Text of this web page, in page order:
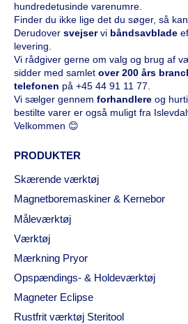
hundredetusinde varenumre.
Finder du ikke lige det du søger, så
Derudover svejservi båndsavblade
levering.
Vi rådgiver gerne om valg og brug af
sidder med samlet over 200 års
telefonen på +45 44 91 11 77
Vi sælger gennem forhandlere og
bestilte varer er også muligt fra
Velkommen 😊
PRODUKTER
Skærende værktøj
Magnetboremaskiner & Kernebor
Måleværktøj
Værktøj
Mærkning Pryor
Opspændings- & Holdeværktøj
Magneter Eclipse
Rustfrit værktøj Steritool